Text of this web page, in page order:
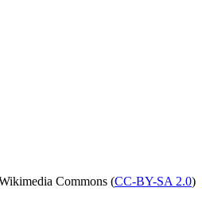
Commons (CC-BY-SA 2.0)